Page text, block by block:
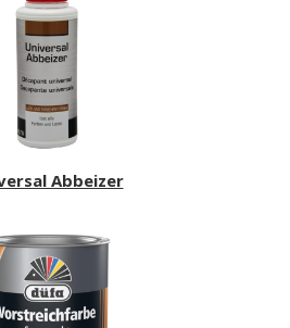
Abbeizer